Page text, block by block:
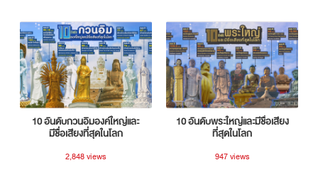
10 อันดับกวนอิมองค์ใหญ่และ
มีชื่อเสียงที่สุดในโลก
2,848 views
10 อันดับพระใหญ่และมีชื่อเสียง
ที่สุดในโลก
947 views